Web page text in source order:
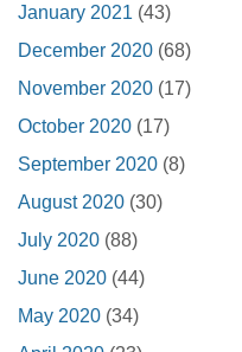
January 2021 (43)
December 2020 (68)
November 2020 (17)
October 2020 (17)
September 2020 (8)
August 2020 (30)
July 2020 (88)
June 2020 (44)
May 2020 (34)